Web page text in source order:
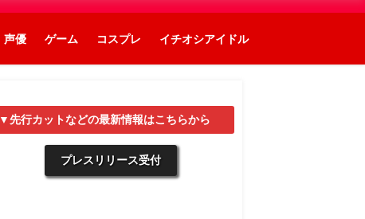
声優 ゲーム コスプレ イチオシアイドル
▼先行カットなどの最新情報はこちらから
プレスリリース受付